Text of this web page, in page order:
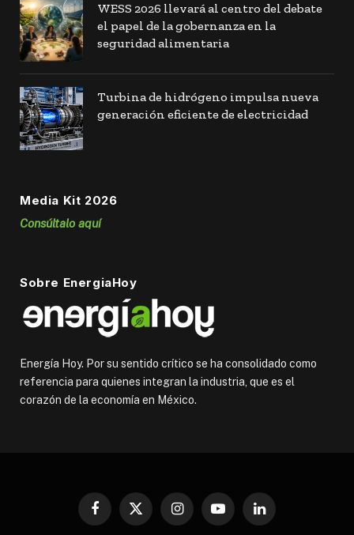
WESS 2026 llevará al centro del debate
el papel de la gobernanza en la
seguridad alimentaria
Turbina de hidrógeno impulsa nueva
generación eficiente de electricidad
Media Kit 2026
Consúltalo aquí
Sobre EnergiaHoy
Energía Hoy. Por su sentido crítico se ha consolidado como
referencia para quienes integran la industria, que es el
corazón de la economía en México.
Facebook
X
InstagramYouTubeLinkedIn